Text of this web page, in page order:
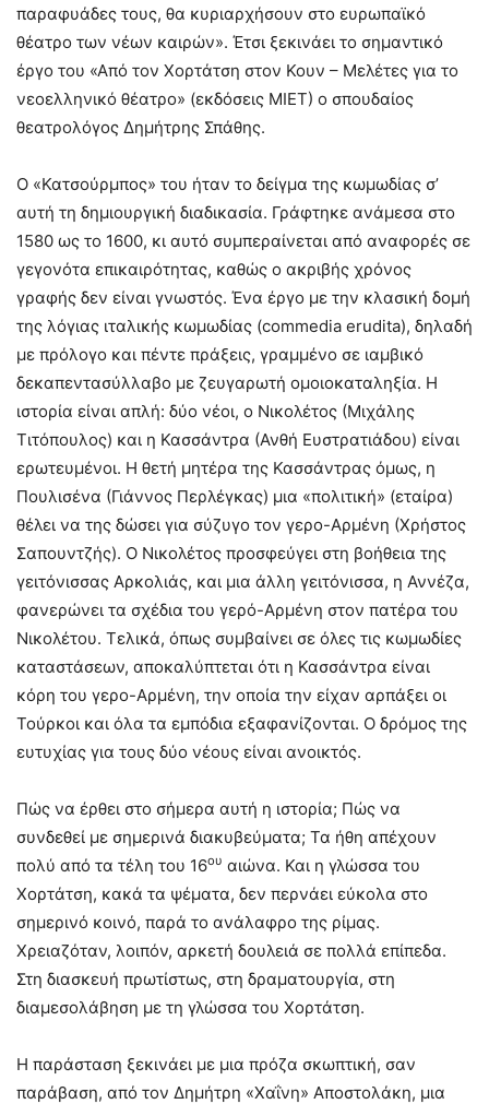
παραφυάδες τους, θα κυριαρχήσουν στο ευρωπαϊκό
θέατρο των νέων καιρών». Έτσι ξεκινάει το σημαντικό
έργο του «Από τον Χορτάτση στον Κουν – Μελέτες για το
νεοελληνικό θέατρο» (εκδόσεις ΜΙΕΤ) ο σπουδαίος
θεατρολόγος Δημήτρης Σπάθης.
Ο «Κατσούρμπος» του ήταν το δείγμα της κωμωδίας σ’
αυτή τη δημιουργική διαδικασία. Γράφτηκε ανάμεσα στο
1580 ως το 1600, κι αυτό συμπεραίνεται από αναφορές σε
γεγονότα επικαιρότητας, καθώς ο ακριβής χρόνος
γραφής δεν είναι γνωστός. Ένα έργο με την κλασική δομή
της λόγιας ιταλικής κωμωδίας (commedia erudita), δηλαδή
με πρόλογο και πέντε πράξεις, γραμμένο σε ιαμβικό
δεκαπεντασύλλαβο με ζευγαρωτή ομοιοκαταληξία. Η
ιστορία είναι απλή: δύο νέοι, ο Νικολέτος (Μιχάλης
Τιτόπουλος) και η Κασσάντρα (Ανθή Ευστρατιάδου) είναι
ερωτευμένοι. Η θετή μητέρα της Κασσάντρας όμως, η
Πουλισένα (Γιάννος Περλέγκας) μια «πολιτική» (εταίρα)
θέλει να της δώσει για σύζυγο τον γερο-Αρμένη (Χρήστος
Σαπουντζής). Ο Νικολέτος προσφεύγει στη βοήθεια της
γειτόνισσας Αρκολιάς, και μια άλλη γειτόνισσα, η Αννέζα,
φανερώνει τα σχέδια του γερό-Αρμένη στον πατέρα του
Νικολέτου. Τελικά, όπως συμβαίνει σε όλες τις κωμωδίες
καταστάσεων, αποκαλύπτεται ότι η Κασσάντρα είναι
κόρη του γερο-Αρμένη, την οποία την είχαν αρπάξει οι
Τούρκοι και όλα τα εμπόδια εξαφανίζονται. Ο δρόμος της
ευτυχίας για τους δύο νέους είναι ανοικτός.
Πώς να έρθει στο σήμερα αυτή η ιστορία; Πώς να
συνδεθεί με σημερινά διακυβεύματα; Τα ήθη απέχουν
πολύ από τα τέλη του 16ου αιώνα. Και η γλώσσα του
Χορτάτση, κακά τα ψέματα, δεν περνάει εύκολα στο
σημερινό κοινό, παρά το ανάλαφρο της ρίμας.
Χρειαζόταν, λοιπόν, αρκετή δουλειά σε πολλά επίπεδα.
Στη διασκευή πρωτίστως, στη δραματουργία, στη
διαμεσολάβηση με τη γλώσσα του Χορτάτση.
Η παράσταση ξεκινάει με μια πρόζα σκωπτική, σαν
παράβαση, από τον Δημήτρη «Χαΐνη» Αποστολάκη, μια